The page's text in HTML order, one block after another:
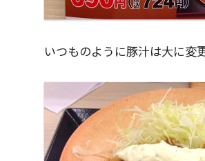
いつものように豚汁は大に変